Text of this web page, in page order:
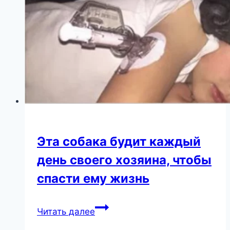
Эта собака будит каждый
день своего хозяина, чтобы
спасти ему жизнь
Читать далееЭта